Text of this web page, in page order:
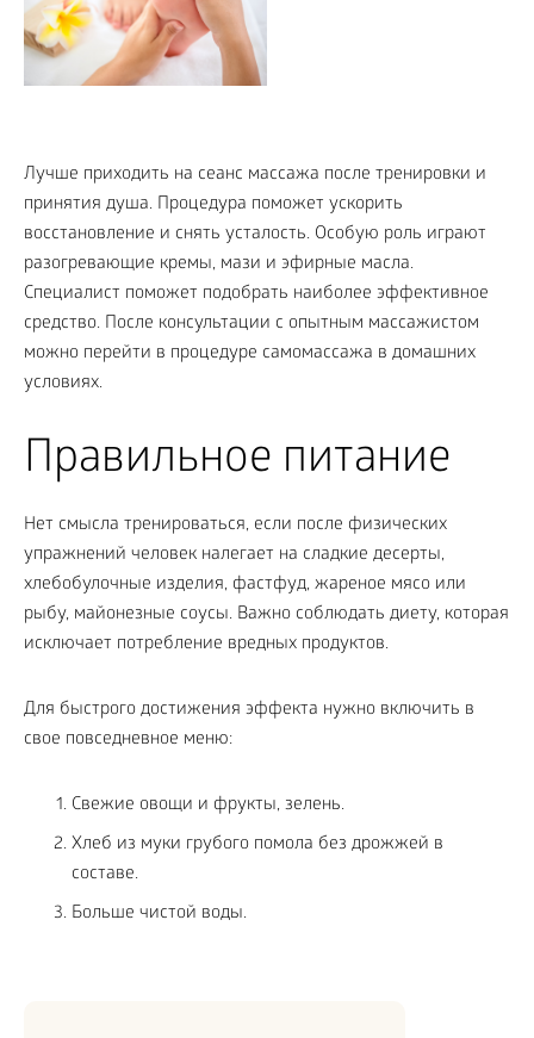
Лучше приходить на сеанс массажа после тренировки и
принятия душа. Процедура поможет ускорить
восстановление и снять усталость. Особую роль играют
разогревающие кремы, мази и эфирные масла.
Специалист поможет подобрать наиболее эффективное
средство. После консультации с опытным массажистом
можно перейти в процедуре самомассажа в домашних
условиях.
Правильное питание
Нет смысла тренироваться, если после физических
упражнений человек налегает на сладкие десерты,
хлебобулочные изделия, фастфуд, жареное мясо или
рыбу, майонезные соусы. Важно соблюдать диету, которая
исключает потребление вредных продуктов.
Для быстрого достижения эффекта нужно включить в
свое повседневное меню:
Свежие овощи и фрукты, зелень.
Хлеб из муки грубого помола без дрожжей в
составе.
Больше чистой воды.